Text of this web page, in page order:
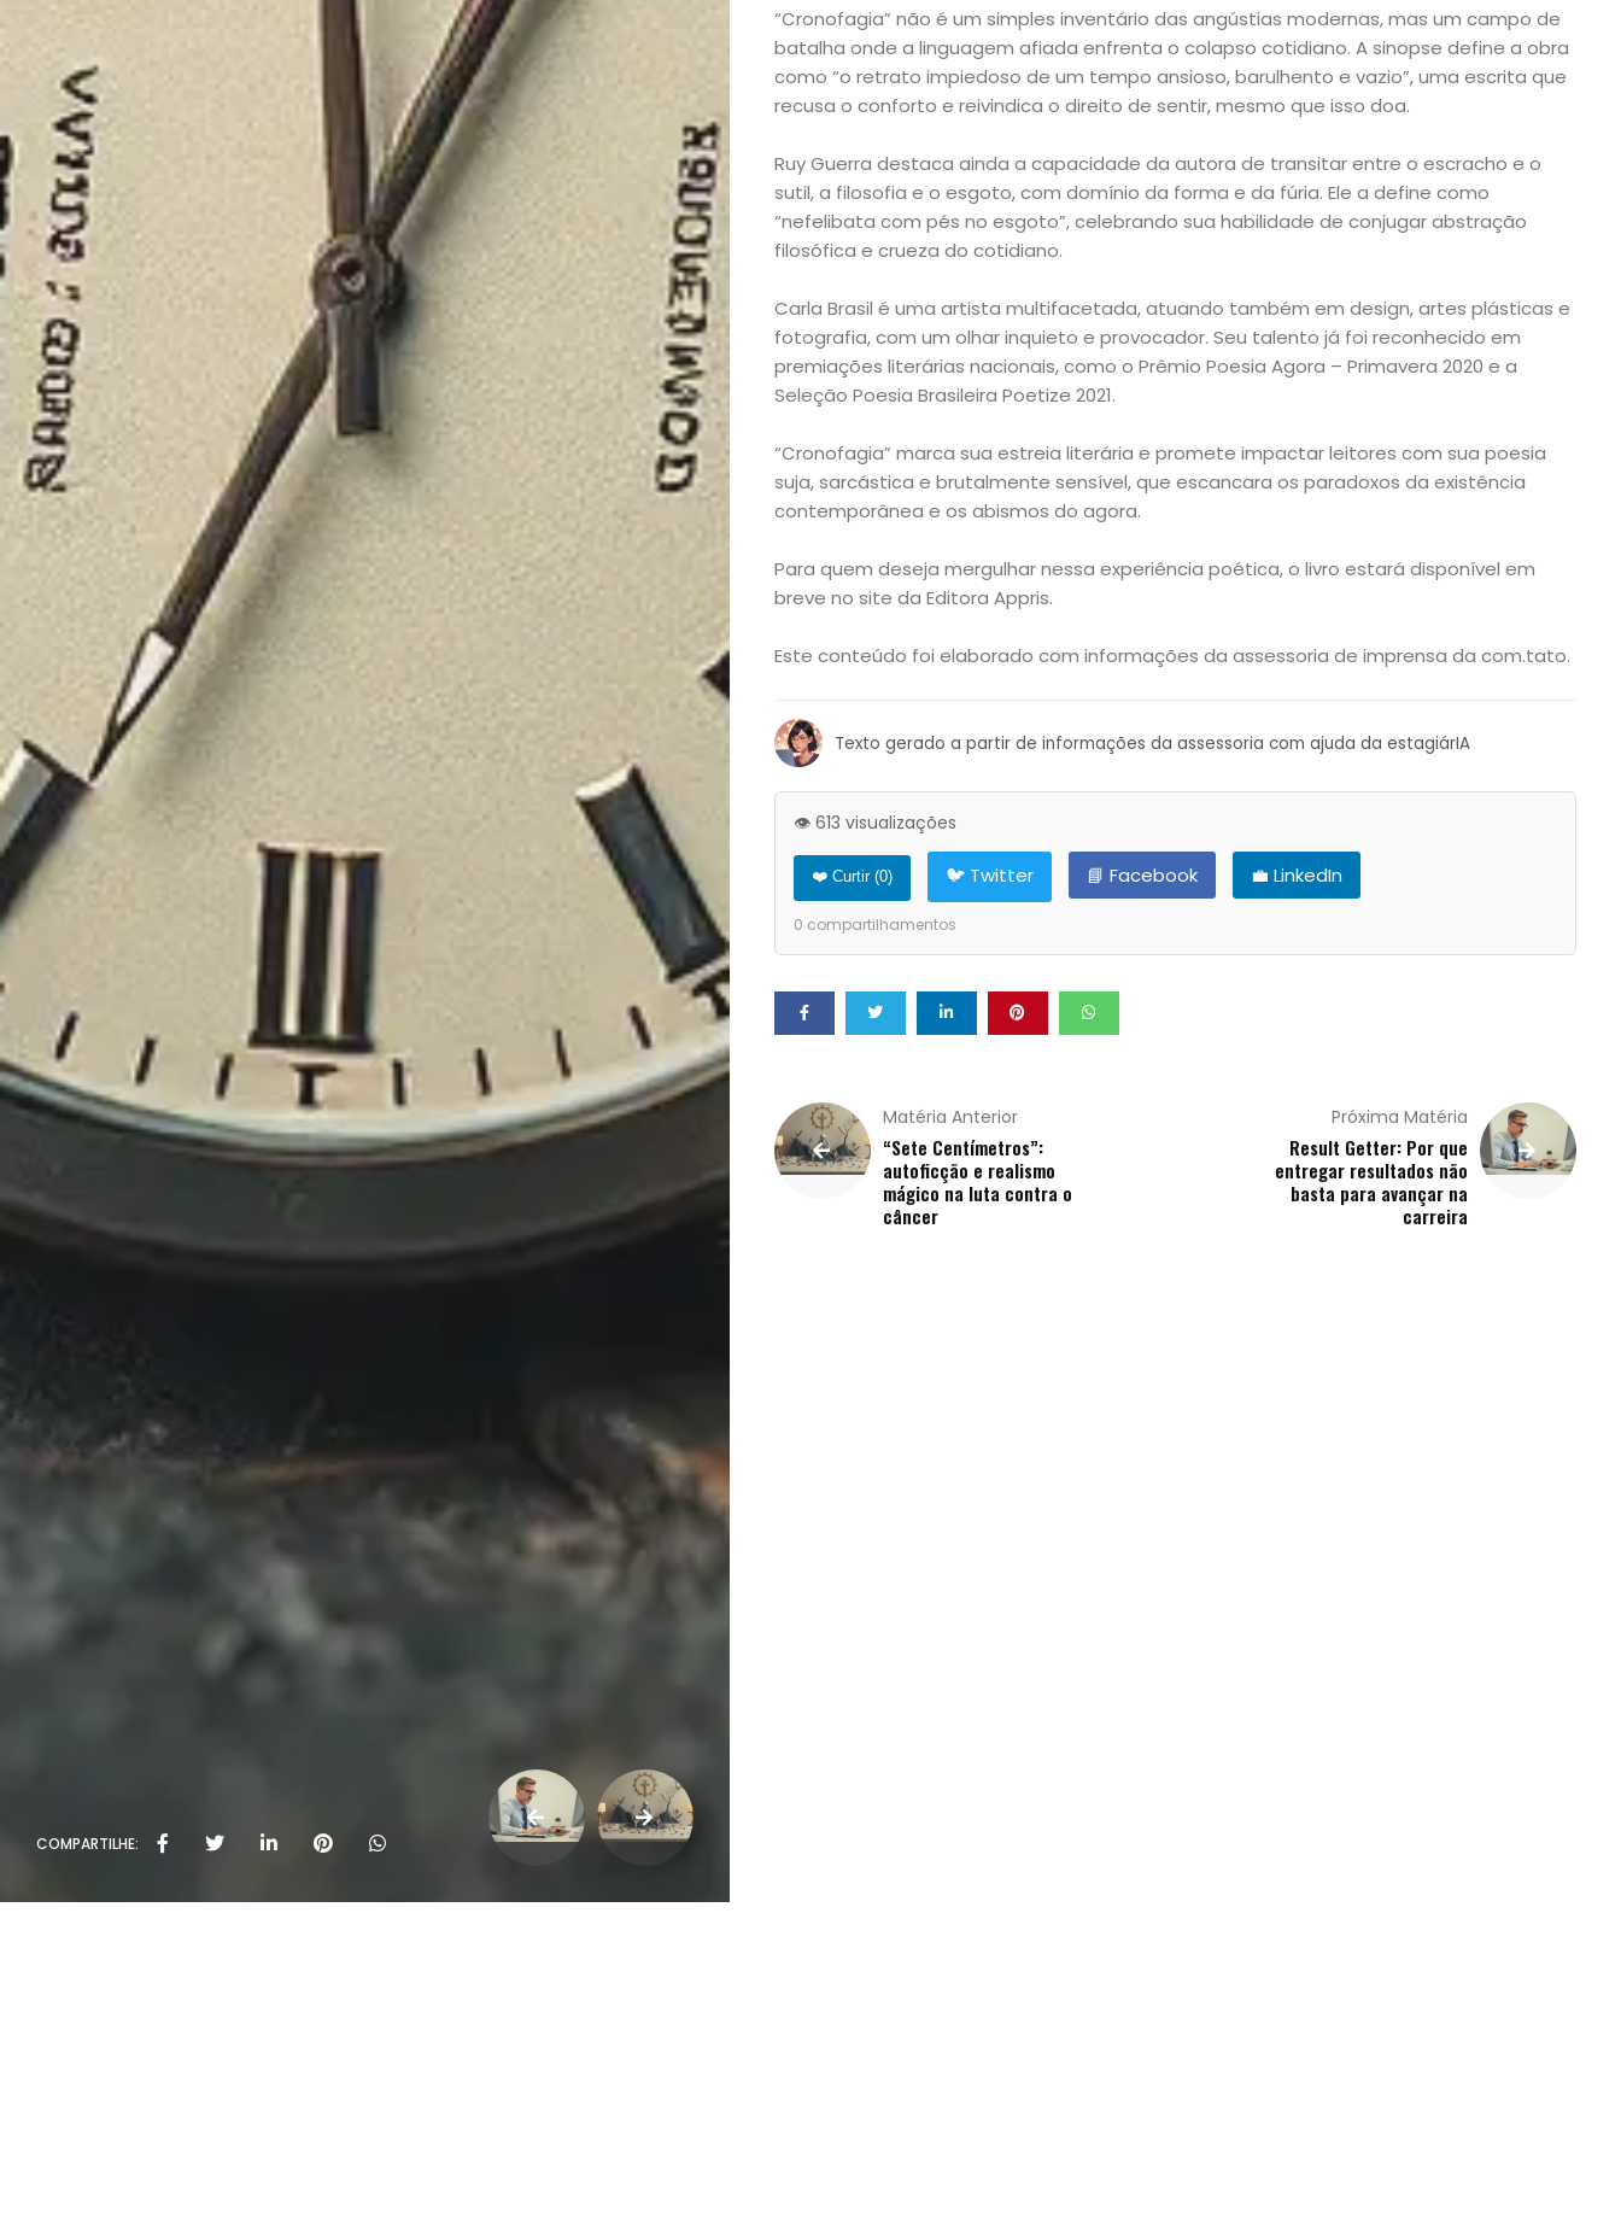
Bora
lá!
Casa
e
Exclusiva
Homem
Mães
&
Filhos
Notícias
Opinião
Pets
Receitas
Saúde
e
Qualidade
de
Vida
Sexualidade
COMPARTILHE:
“Cronofagia” não é um simples inventário das angústias modernas, mas um campo de
batalha onde a linguagem afiada enfrenta o colapso cotidiano. A sinopse define a obra
como “o retrato impiedoso de um tempo ansioso, barulhento e vazio”, uma escrita que
recusa o conforto e reivindica o direito de sentir, mesmo que isso doa.
Ruy Guerra destaca ainda a capacidade da autora de transitar entre o escracho e o
sutil, a filosofia e o esgoto, com domínio da forma e da fúria. Ele a define como
“nefelibata com pés no esgoto”, celebrando sua habilidade de conjugar abstração
filosófica e crueza do cotidiano.
Carla Brasil é uma artista multifacetada, atuando também em design, artes plásticas e
fotografia, com um olhar inquieto e provocador. Seu talento já foi reconhecido em
premiações literárias nacionais, como o Prêmio Poesia Agora – Primavera 2020 e a
Seleção Poesia Brasileira Poetize 2021.
“Cronofagia” marca sua estreia literária e promete impactar leitores com sua poesia
suja, sarcástica e brutalmente sensível, que escancara os paradoxos da existência
contemporânea e os abismos do agora.
Para quem deseja mergulhar nessa experiência poética, o livro estará disponível em
breve no site da Editora Appris.
Este conteúdo foi elaborado com informações da assessoria de imprensa da com.tato.
Texto gerado a partir de informações da assessoria com ajuda da estagiárIA
👁️ 613 visualizações
❤️ Curtir (0) 🐦 Twitter 📘 Facebook 💼 LinkedIn
0 compartilhamentos
Matéria Anterior
“Sete Centímetros”:
autoficção e realismo
mágico na luta contra o
câncer
Próxima Matéria
Result Getter: Por que
entregar resultados não
basta para avançar na
carreira